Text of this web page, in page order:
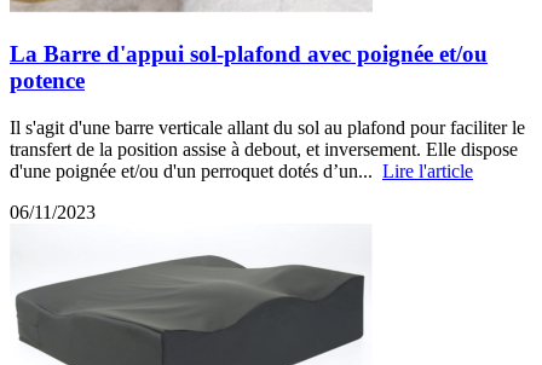
La Barre d'appui sol-plafond avec poignée et/ou
potence
Il s'agit d'une barre verticale allant du sol au plafond pour faciliter le
transfert de la position assise à debout, et inversement. Elle dispose
d'une poignée et/ou d'un perroquet dotés d’un... Lire l'article
06/11/2023